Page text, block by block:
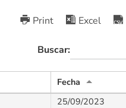
Print Excel
Buscar:
Fecha
25/09/2023